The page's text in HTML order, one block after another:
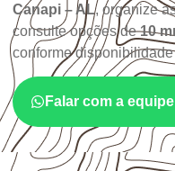
Canapi – AL, organize
consulte opções de10
conforme
Falar com a